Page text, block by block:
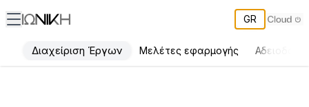
GR
Διαχείριση Έργων Μελέτες εφαρμογής